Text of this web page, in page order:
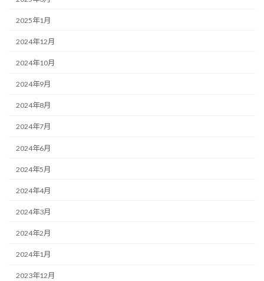
2025年1月
2024年12月
2024年10月
2024年9月
2024年8月
2024年7月
2024年6月
2024年5月
2024年4月
2024年3月
2024年2月
2024年1月
2023年12月